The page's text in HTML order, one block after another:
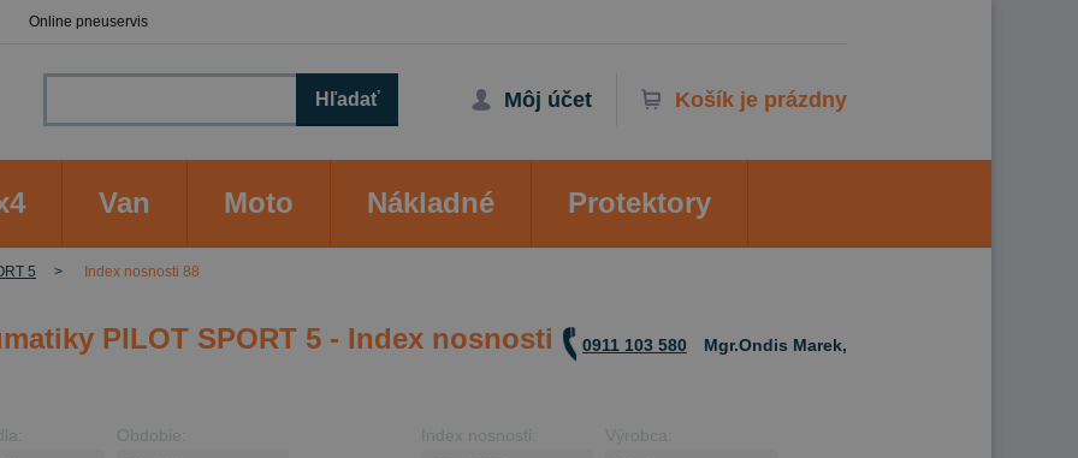
Online pneuservis
Košík je prázdny
Môj účet
Hľadať
Van Moto Nákladné Protektory
5 Index nosnosti 88
PILOT SPORT 5 - Index nosnosti
0911 103 580 Mgr.Ondis Marek,
Obdobie: Index nosnosti: Výrobca: